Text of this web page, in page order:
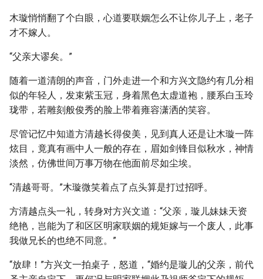
木璇悄悄翻了个白眼，心道要联姻怎么不让你儿子上，老子
才不嫁人。
“父亲大谬矣。”
随着一道清朗的声音，门外走进一个和方兴文隐约有几分相
似的年轻人，发束紫玉冠，身着黑色太虚道袍，腰系白玉玲
珑带，若雕刻般俊秀的脸上带着雍容潇洒的笑容。
尽管记忆中知道方清越长得俊美，见到真人还是让木璇一阵
炫目，竟真有画中人一般的存在，眉如剑锋目似秋水，神情
淡然，仿佛世间万事万物在他面前尽如尘埃。
“清越哥哥。”木璇微笑着点了点头算是打过招呼。
方清越点头一礼，转身对方兴文道：“父亲，璇儿妹妹天资
绝艳，岂能为了和区区明家联姻的规矩嫁与一个废人，此事
我做兄长的也绝不同意。”
“放肆！”方兴文一拍桌子，怒道，“婚约是璇儿的父亲，前代